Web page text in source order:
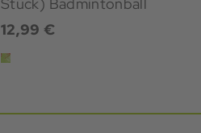
12,99 €